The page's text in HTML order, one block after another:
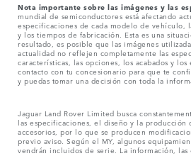
Nota importante sobre las imágenes y las
mundial de semiconductores está afectando
especificaciones de cada modelo de vehículo,
y los tiempos de fabricación. Esta es una
resultado, es posible que las imágenes
actualidad no reflejen completamente las
características, las opciones, los acabados y
contacto con tu concesionario para que te
y puedas tomar una decisión con toda la
Jaguar Land Rover Limited busca
las especificaciones, el diseño y la producción
accesorios, por lo que se producen
previo aviso. Según el MY, algunos
vendrán incluidos de serie. La información,